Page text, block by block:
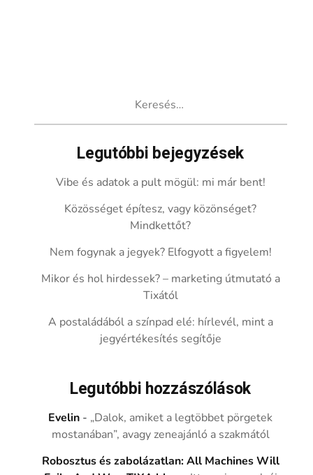
Legutóbbi bejegyzések
Vibe és adatok a pult mögül: mi már bent!
Közösséget építesz, vagy közönséget?
Mindkettőt?
Nem fogynak a jegyek? Elfogyott a figyelem!
Mikor és hol hirdessek? – marketing útmutató a
Tixától
A postaládából a színpad elé: hírlevél, mint a
jegyértékesítés segítője
Legutóbbi hozzászólások
Evelin - „Dalok, amiket a legtöbbet pörgetek
mostanában”, avagy zeneajánló a szakmától
Robosztus és zabolázatlan: All Machines Will